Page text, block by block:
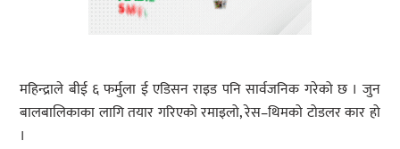
महिन्द्राले बीई ६ फर्मुला ई एडिसन राइड पनि सार्वजनिक गरेको छ । जुन
बालबालिकाका लागि तयार गरिएको रमाइलो, रेस–थिमको टोडलर कार हो
।